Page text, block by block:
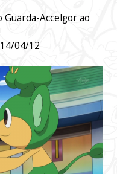
Guarda-Accelgor ao
14/04/12